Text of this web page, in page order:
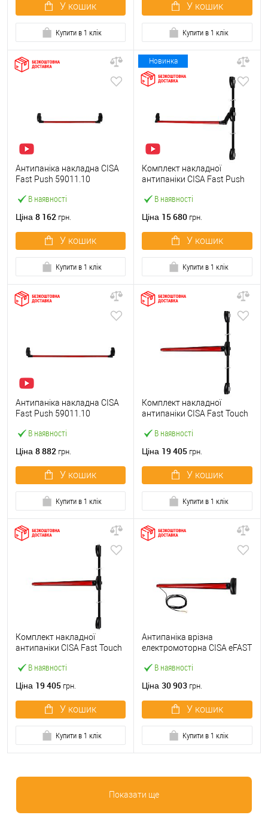
У кошик
Купити в 1 клік
У кошик
Купити в 1 клік
В наявності
Антипаніка накладна CISA
Fast Push 59011.10
штангою 900 мм червона
Ціна 8 162 грн.
У кошик
Купити в 1 клік
Новинка
В наявності
Комплект накладної
антипаніки CISA Fast Push
точковий вбік червона
Ціна 15 680 грн.
У кошик
Купити в 1 клік
В наявності
Антипаніка накладна CISA
Fast Push 59011.10
штангою 1500 мм червона
Ціна 8 882 грн.
У кошик
Купити в 1 клік
В наявності
Комплект накладної
антипаніки CISA Fast Touch
точковий вбік червона
Ціна 19 405 грн.
У кошик
Купити в 1 клік
В наявності
Комплект накладної
антипаніки CISA Fast Touch
точковий вверх-вниз
Ціна 19 405 грн.
У кошик
Купити в 1 клік
В наявності
Антипаніка врізна
електромоторна CISA eFAST
Ціна 30 903 грн.
У кошик
Купити в 1 клік
Показати ще